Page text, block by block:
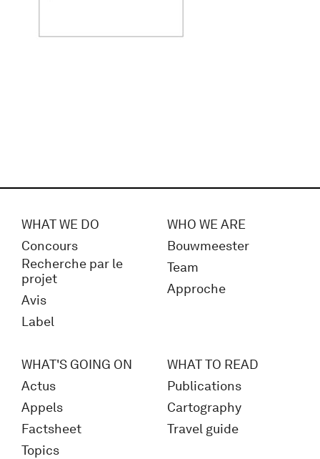
WHAT WE DO
Concours
Recherche par le
projet
Avis
Label
WHO WE ARE
Bouwmeester
Team
Approche
WHAT'S GOING ON
Actus
Appels
Factsheet
Topics
WHAT TO READ
Publications
Cartography
Travel guide